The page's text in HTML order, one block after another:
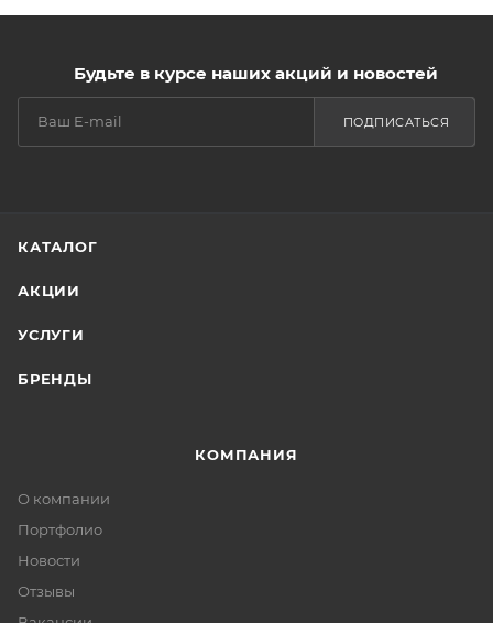
Будьте в курсе наших акций и новостей
ПОДПИСАТЬСЯ
КАТАЛОГ
АКЦИИ
УСЛУГИ
БРЕНДЫ
КОМПАНИЯ
О компании
Портфолио
Новости
Отзывы